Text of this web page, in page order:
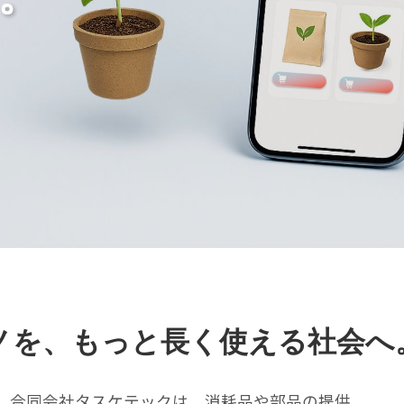
を、もっと長く使える社会へ